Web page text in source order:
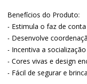
Benefícios do Produto:
- Estimula o faz de
- Desenvolve
- Incentiva a
- Cores vivas e design
- Fácil de segurar e